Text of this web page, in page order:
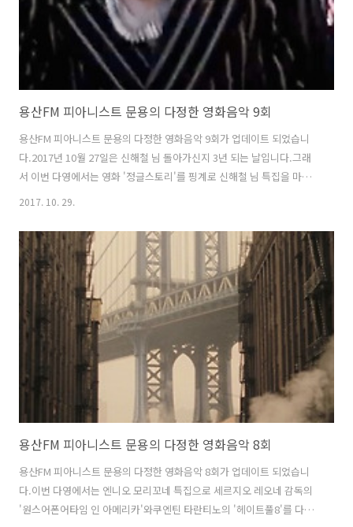
용산FM 피아니스트 문용의 다정한 영화음악 9회
용산FM 피아니스트 문용의 다정한 영화음악 9회가 업데이트 되었습니
다.2017년 10월 27일은 신해철 님 돌아가신지 3년 되는 날입니다.그래
서 이번 다영에서는 영화 '정글스토리'를 핑계로 신해철 님 특집을 마련
해보았습니다. 다정한 영화음악 9회 녹음은 문타라스튜디오에서 이뤄졌
시기 바랍니다. 팟티: https://www.podty.me/episode/14229919팟
빵: http://www.podbbang.com/ch/7604?e=22438865
2017. 10. 29.
용산FM 피아니스트 문용의 다정한 영화음악 8회
용산FM 피아니스트 문용의 다정한 영화음악 8회가 업데이트 되었습니
다.이번 다영에서는 엔니오 모리꼬네 특집으로 세르지오 레오네 감독의
'원스어폰어타임 인 아메리카'와쿠엔틴 타란티노의 '헤이트풀8'를 다뤘